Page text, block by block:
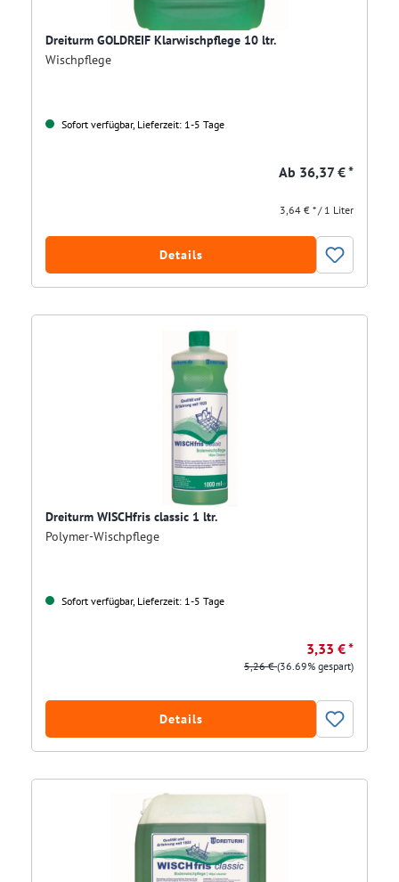
Dreiturm GOLDREIF Klarwischpflege 10 ltr.
Wischpflege
Sofort verfügbar, Lieferzeit: 1-5 Tage
Ab 36,37 € *
3,64 € * / 1 Liter
Details
Dreiturm WISCHfris classic 1 ltr.
Polymer-Wischpflege
Sofort verfügbar, Lieferzeit: 1-5 Tage
3,33 € *
5,26 €(36.69% gespart)
Details